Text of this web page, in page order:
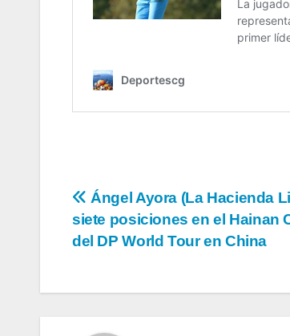
Navegación
de
Ángel Ayora (La Hacienda
siete posiciones en el Hainan
del DP World Tour en China